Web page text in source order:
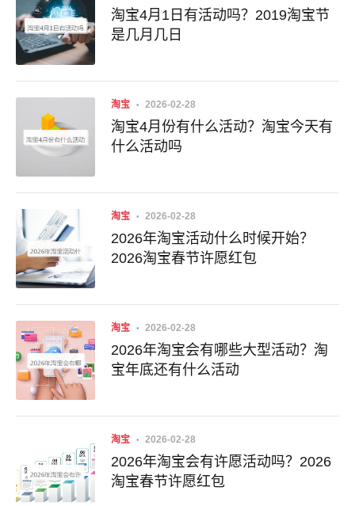
淘宝4月1日有活动吗？2019淘宝节
是几月几日
淘宝 2026-02-28
淘宝4月份有什么活动？淘宝今天有
什么活动吗
淘宝 2026-02-28
2026年淘宝活动什么时候开始？
2026淘宝春节许愿红包
淘宝 2026-02-28
2026年淘宝会有哪些大型活动？淘
宝年底还有什么活动
淘宝 2026-02-28
2026年淘宝会有许愿活动吗？2026
淘宝春节许愿红包